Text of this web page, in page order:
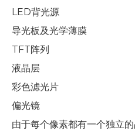
LED背光源
导光板及光学薄膜
TFT阵列
液晶层
彩色滤光片
偏光镜
由于每个像素都有一个独立